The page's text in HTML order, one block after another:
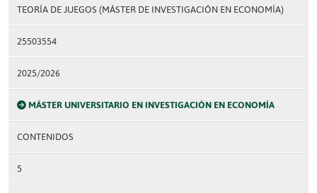
TEORÍA DE JUEGOS (MÁSTER DE INVESTIGACIÓN EN ECONOMÍA)
25503554
2025/2026
MÁSTER UNIVERSITARIO EN INVESTIGACIÓN EN ECONOMÍA
CONTENIDOS
5